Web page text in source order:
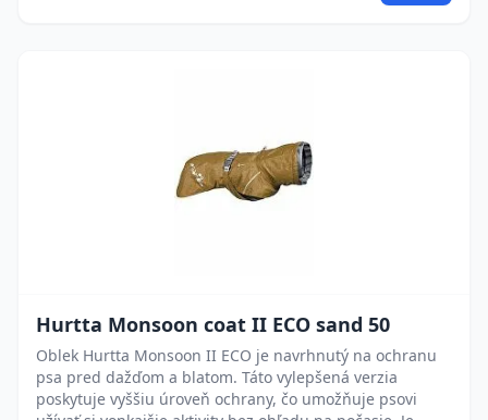
Hurtta Monsoon coat II ECO sand 50
Oblek Hurtta Monsoon II ECO je navrhnutý na ochranu
psa pred dažďom a blatom. Táto vylepšená verzia
poskytuje vyššiu úroveň ochrany, čo umožňuje psovi